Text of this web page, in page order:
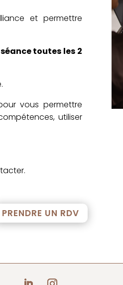
et permettre
toutes les 2
vous permettre
utiliser
PRENDRE UN RDV